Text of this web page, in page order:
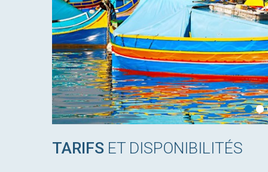
TARIFS ET DISPONIBILITÉS